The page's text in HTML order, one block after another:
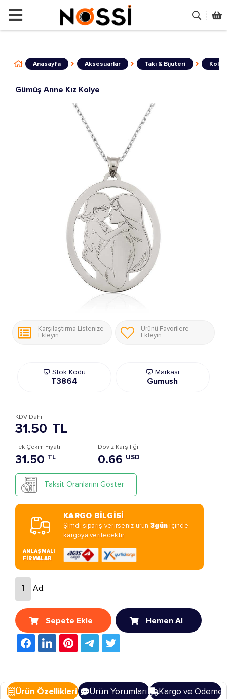
ÜRÜNLERİN TAMAMI DEMODUR
Anasayfa Aksesuarlar Takı & Bijuteri
​Gümüş Anne Kız Kolye
Karşılaştırma Listenize
Ekleyin
Ürünü Favorilere
Ekleyin
Stok Kodu
T3864
Markası
Gumush
31.50 TL
KDV Dahil
Tek Çekim Fiyatı
31.50 TL
Döviz Karşılığı
0.66 USD
Taksit Oranlarını Göster
KARGO BİLGİSİ
Şimdi sipariş verirseniz ürün 3güniçinde
kargoya verilecektir.
ANLAŞMALI
FİRMALAR
Ad.
Sepete Ekle Hemen Al
Ürün Özellikleri Ürün Yorumları Kargo ve Ödeme